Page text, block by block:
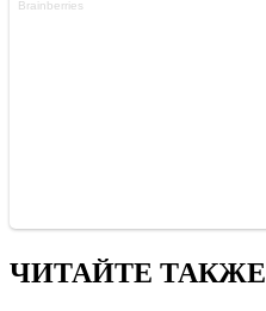
ЧИТАЙТЕ ТАКЖЕ